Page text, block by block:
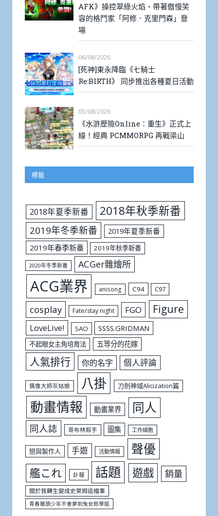
AFK》操控翠綠火焰、帶著傲慢笑
容的格鬥家「阿修．克里門森」登
場
06/08/2026
[死神]東永降臨《七騎士
Re:BIRTH》 同步推出各種夏日活動
05/08/2026
《水滸歷險Online：重生》正式上
線！經典 PCMMORPG 再戰梁山
標籤
2018年夏季新番 2018年秋季新番
2019年冬季新番
2019年夏季新番
2019年春季新番
2019年秋季新番
2020年冬季新番 ACGer雜燴所
ACG業界 anisong C94 C97
cosplay Fate/stay night FGO Figure
LoveLive! SAO SSSS.GRIDMAN
不起眼女主角培育法 五等分的花嫁
人氣排行 你的名字 個人評論
偶像大師灰姑娘 八掛 刀劍神域Alicization篇
動畫情報 動畫業界 同人
同人誌 哥布林殺手 圖集 工作細胞
戀與製作人 手遊 活動情報 聲優
艦これ 訃報 話題 遊戲 銷量
關於我轉生變成史萊姆這檔事
青春豬頭少年不會夢到兔女郎學姐